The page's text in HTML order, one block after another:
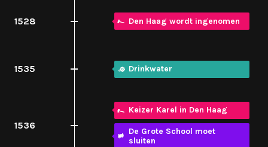
1528 Den Haag wordt ingenomen
1535 Drinkwater
1536
Keizer Karel in Den Haag
De Grote School moet
sluiten